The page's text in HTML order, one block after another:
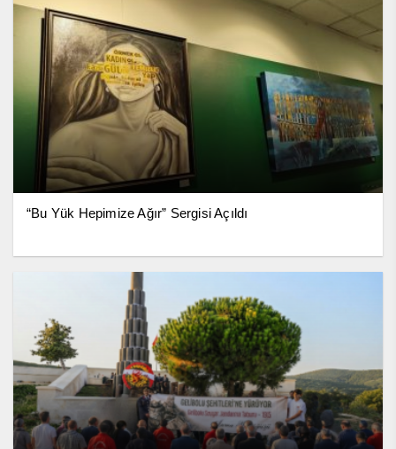
“Bu Yük Hepimize Ağır” Sergisi Açıldı